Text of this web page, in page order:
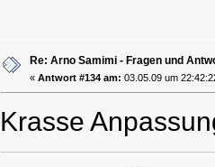
Re: Arno Samimi - Fragen und
« Antwort #134 am: 03.05.09 um
Krasse